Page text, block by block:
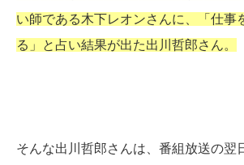
い師である木下レオンさんに、「仕事
る」と占い結果が出た出川哲郎さん。
そんな出川哲郎さんは、番組放送の翌